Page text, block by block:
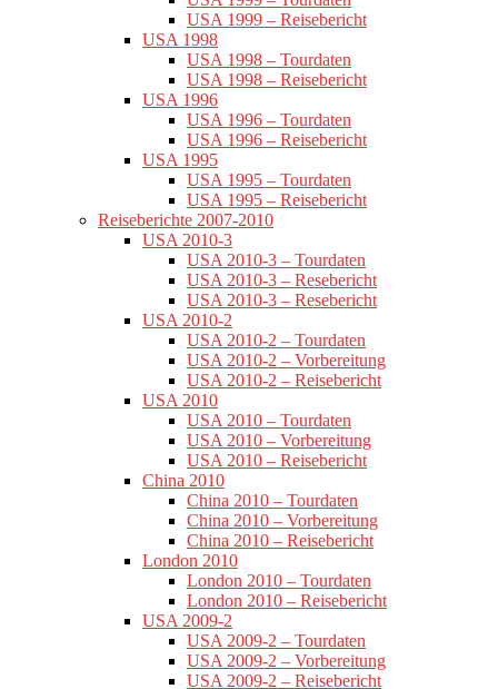
USA 1999 – Reisebericht
USA 1998
USA 1998 – Tourdaten
USA 1998 – Reisebericht
USA 1996
USA 1996 – Tourdaten
USA 1996 – Reisebericht
USA 1995
USA 1995 – Tourdaten
USA 1995 – Reisebericht
Reiseberichte 2007-2010
USA 2010-3
USA 2010-3 – Tourdaten
USA 2010-3 – Resebericht
USA 2010-3 – Resebericht
USA 2010-2
USA 2010-2 – Tourdaten
USA 2010-2 – Vorbereitung
USA 2010-2 – Reisebericht
USA 2010
USA 2010 – Tourdaten
USA 2010 – Vorbereitung
USA 2010 – Reisebericht
China 2010
China 2010 – Tourdaten
China 2010 – Vorbereitung
China 2010 – Reisebericht
London 2010
London 2010 – Tourdaten
London 2010 – Reisebericht
USA 2009-2
USA 2009-2 – Tourdaten
USA 2009-2 – Vorbereitung
USA 2009-2 – Reisebericht